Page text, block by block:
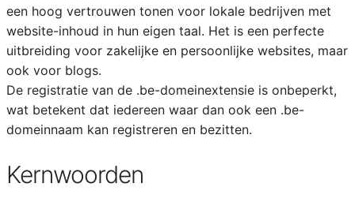
een hoog vertrouwen tonen voor lokale bedrijven met
website-inhoud in hun eigen taal. Het is een perfecte
uitbreiding voor zakelijke en persoonlijke websites, maar
ook voor blogs.
De registratie van de .be-domeinextensie is onbeperkt,
wat betekent dat iedereen waar dan ook een .be-
domeinnaam kan registreren en bezitten.
Kernwoorden